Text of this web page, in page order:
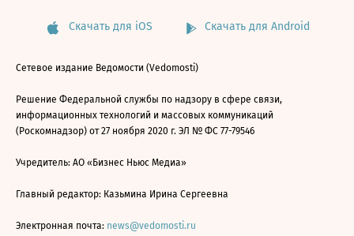
Скачать для iOS Скачать для Android
Сетевое издание Ведомости (Vedomosti)
Решение Федеральной службы по надзору в сфере связи,
информационных технологий и массовых коммуникаций
(Роскомнадзор) от 27 ноября 2020 г. ЭЛ № ФС 77-79546
Учредитель: АО «Бизнес Ньюс Медиа»
Главный редактор: Казьмина Ирина Сергеевна
Электронная почта: news@vedomosti.ru